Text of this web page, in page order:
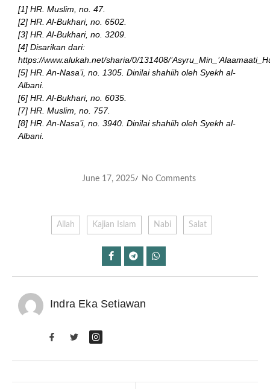
[1] HR. Muslim, no. 47.
[2] HR. Al-Bukhari, no. 6502.
[3] HR. Al-Bukhari, no. 3209.
[4] Disarikan dari:
https://www.alukah.net/sharia/0/131408/
[5] HR. An-Nasa’i, no. 1305. Dinilai shahiih oleh Syekh al-
Albani.
[6] HR. Al-Bukhari, no. 6035.
[7] HR. Muslim, no. 757.
[8] HR. An-Nasa’i, no. 3940. Dinilai shahiih oleh Syekh al-
Albani.
June 17, 2025/ No Comments
Allah Kajian Islam Nabi Salat
Indra Eka Setiawan